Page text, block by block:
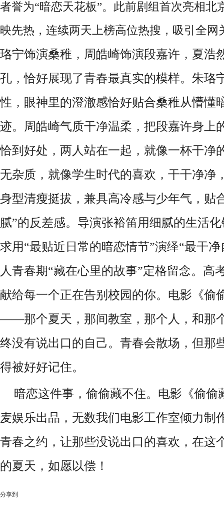
者誉为“暗恋天花板”。此前剧组首次亮相北
映先热，连续两天上榜高位热搜，吸引全网
珞宁饰演桑稚，周皓崎饰演段嘉许，夏浩
孔，恰好展现了青春最真实的模样。朱珞
性，眼神里的澄澈感恰好贴合桑稚从懵懂
迹。周皓崎气质干净温柔，把段嘉许身上
恰到好处，两人站在一起，就像一杯干净
无杂质，就像学生时代的喜欢，干干净净
身型清瘦挺拔，兼具高冷感与少年气，贴
腻”的反差感。导演张裕笛用细腻的生活
求用“最贴近日常的暗恋情节”演绎“最干
人青春期“藏在心里的故事”定格留念。高
献给每一个正在告别校园的你。电影《偷
——那个夏天，那间教室，那个人，和那
终没有说出口的自己。 青春会散场，但那
得被好好记住。
暗恋这件事，偷偷藏不住。电影《偷偷
麦娱乐出品，无数我们电影工作室倾力制
青春之约，让那些没说出口的喜欢，在这
的夏天，如愿以偿！
分享到